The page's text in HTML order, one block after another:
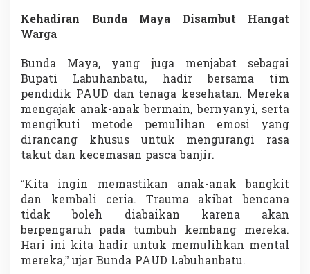
n
g
n
a
k
K
o
r
b
a
n
a
n
j
i
r
d
i
Kehadiran Bunda Maya Disambut Hangat
Warga
Bunda Maya, yang juga menjabat sebagai
Bupati Labuhanbatu, hadir bersama tim
pendidik PAUD dan tenaga kesehatan. Mereka
mengajak anak-anak bermain, bernyanyi, serta
mengikuti metode pemulihan emosi yang
dirancang khusus untuk mengurangi rasa
takut dan kecemasan pasca banjir.
“Kita ingin memastikan anak-anak bangkit
dan kembali ceria. Trauma akibat bencana
tidak boleh diabaikan karena akan
berpengaruh pada tumbuh kembang mereka.
Hari ini kita hadir untuk memulihkan mental
mereka,” ujar Bunda PAUD Labuhanbatu.